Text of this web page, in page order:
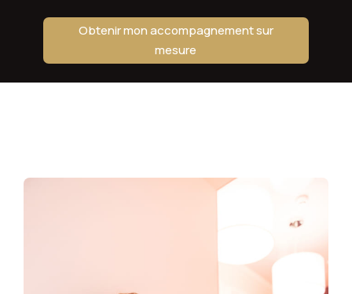
Obtenir mon accompagnement sur
mesure